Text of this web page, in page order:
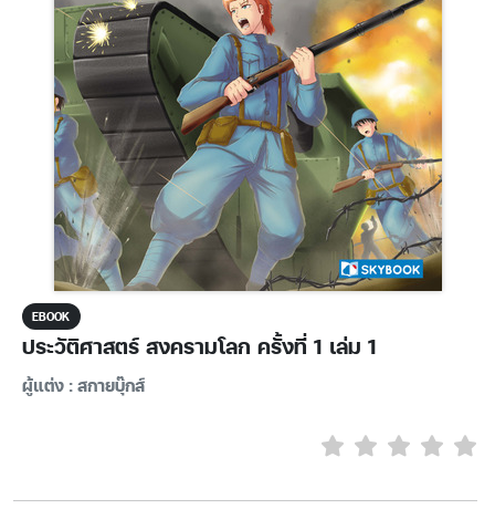
EBOOK
ประวัติศาสตร์ สงครามโลก ครั้งที่ 1 เล่ม 1
ผู้แต่ง : สกายบุ๊กส์